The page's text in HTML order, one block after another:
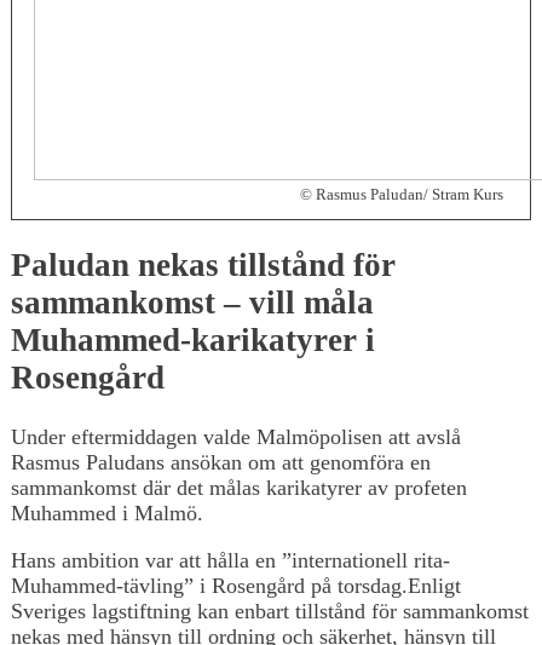
© Rasmus Paludan/ Stram Kurs
Paludan nekas tillstånd för
sammankomst – vill måla
Muhammed-karikatyrer i
Rosengård
Under eftermiddagen valde Malmöpolisen att avslå
Rasmus Paludans ansökan om att genomföra en
sammankomst där det målas karikatyrer av profeten
Muhammed i Malmö.
Hans ambition var att hålla en ”internationell rita-
Muhammed-tävling” i Rosengård på torsdag.Enligt
Sveriges lagstiftning kan enbart tillstånd för sammankomst
nekas med hänsyn till ordning och säkerhet, hänsyn till